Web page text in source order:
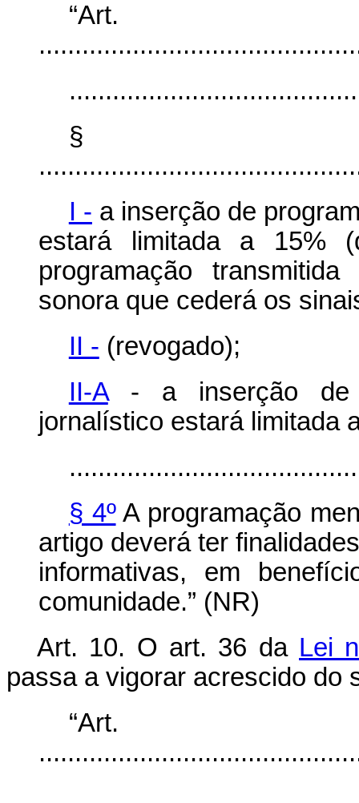
§
I - a inserção de
estará limitada a 15%
programação
sonora que cederá os
II - (revogado);
II-A- a inserção de
jornalístico estará limitada
§ 4ºA programação
artigo deverá ter
informativas, em
comunidade.” (NR)
Art. 10. O art. 36 da Lei
passa a vigorar acrescido do